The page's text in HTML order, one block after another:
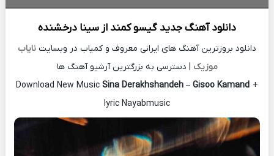
دانلود آهنگ جدید گیسو کمند ازسینا درخشنده
دانلود بروزترین آهنگ های ایرانی معروف و کمیاب در وبسایت نایاب
موزیک | دسترسی به بزرگترین آرشیو آهنگ ها
Download New Music Sina Derakhshandeh – Gisoo Kamand +
lyric Nayabmusic